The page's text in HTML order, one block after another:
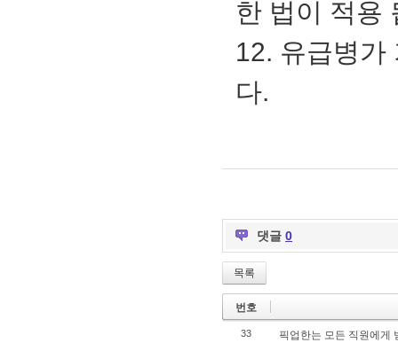
한 법이 적용
12. 유급병가
다.
댓글 0
목록
번호
33 픽업한는 모든 직원에게